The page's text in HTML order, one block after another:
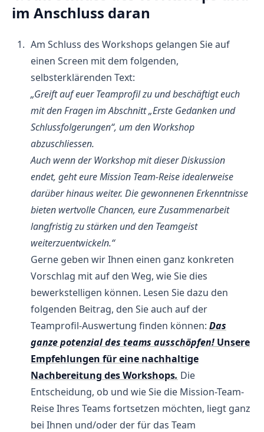
im Anschluss daran
Am Schluss des Workshops gelangen Sie auf
einen Screen mit dem folgenden,
selbsterklärenden Text:
„Greift auf euer Teamprofil zu und beschäftigt euch
mit den Fragen im Abschnitt „Erste Gedanken und
Schlussfolgerungen“, um den Workshop
abzuschliessen.
Auch wenn der Workshop mit dieser Diskussion
endet, geht eure Mission Team-Reise idealerweise
darüber hinaus weiter. Die gewonnenen Erkenntnisse
bieten wertvolle Chancen, eure Zusammenarbeit
langfristig zu stärken und den Teamgeist
weiterzuentwickeln.“
Gerne geben wir Ihnen einen ganz konkreten
Vorschlag mit auf den Weg, wie Sie dies
bewerkstelligen können. Lesen Sie dazu den
folgenden Beitrag, den Sie auch auf der
Teamprofil-Auswertung finden können: Das
ganze potenzial des teams ausschöpfen! Unsere
Empfehlungen für eine nachhaltige
Nachbereitung des Workshops. Die
Entscheidung, ob und wie Sie die Mission-Team-
Reise Ihres Teams fortsetzen möchten, liegt ganz
bei Ihnen und/oder der für das Team